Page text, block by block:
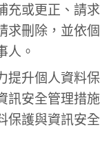
充或更正、請
求刪除，並依
人。
提升個人資料
訊安全管理措
保護與資訊安